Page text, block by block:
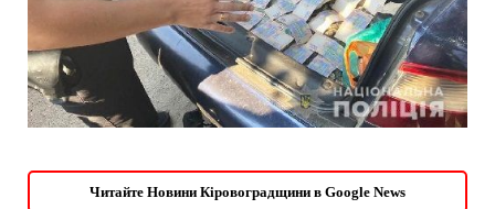
Читайте Новини Кіровоградщини в Google News